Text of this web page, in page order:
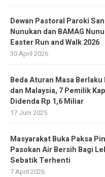
Dewan Pastoral Paroki
Nunukan dan BAMAG
Easter Run and Walk 2026
30 April 2026
Beda Aturan Masa
dan Malaysia, 7 Pemilik
Didenda Rp 1,6 Miliar
17 Juni 2025
Masyarakat Buka Paksa
Pasokan Air Bersih Bagi
Sebatik Terhenti
7 April 2026